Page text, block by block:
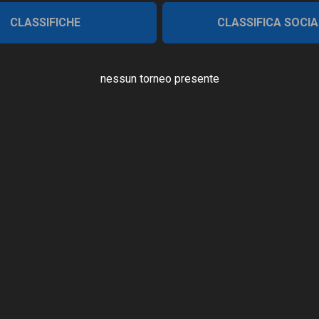
CLASSIFICHE CLASSIFICA
nessun torneo presente